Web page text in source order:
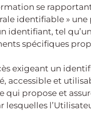
se
identifiable »
tel
spécifiques
exigeant un
et
qui propose et
lesquelles